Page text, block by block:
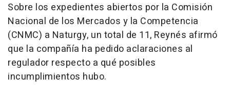
Sobre los expedientes abiertos por la Comisión
Nacional de los Mercados y la Competencia
(CNMC) a Naturgy, un total de 11, Reynés afirmó
que la compañía ha pedido aclaraciones al
regulador respecto a qué posibles
incumplimientos hubo.